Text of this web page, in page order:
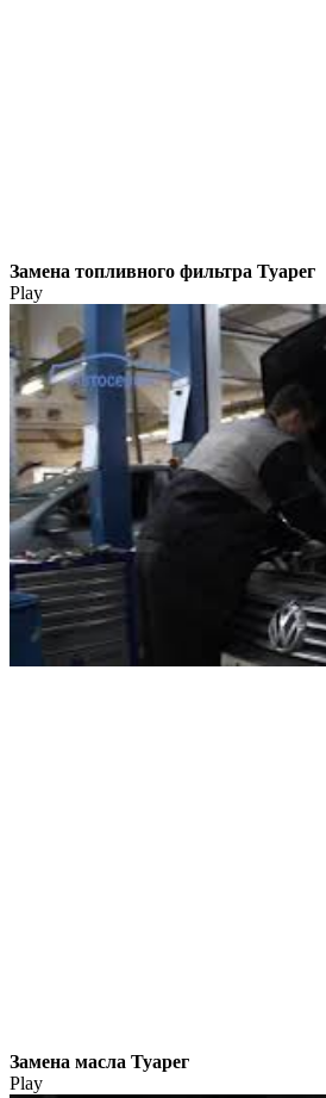
Замена топливного фильтра Туарег
Play
Замена масла Туарег
Play